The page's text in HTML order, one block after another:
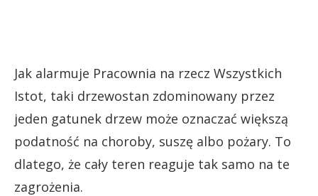
Jak alarmuje Pracownia na rzecz Wszystkich
Istot, taki drzewostan zdominowany przez
jeden gatunek drzew może oznaczać większą
podatność na choroby, suszę albo pożary. To
dlatego, że cały teren reaguje tak samo na te
zagrożenia.